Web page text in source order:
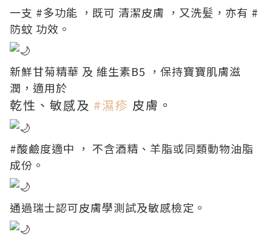
一支 #多功能 ，既可 清潔皮膚 ，又洗髪，亦有 #
防蚊 功效。
新鮮甘菊精華 及 維生素B5 ，保持寶寶肌膚滋
潤，適用於
乾性、敏感及 #濕疹 皮膚。
#酸鹼度適中 ， 不含酒精、羊脂或同類動物油脂
成份。
通過瑞士認可皮膚學測試及敏感檢定。